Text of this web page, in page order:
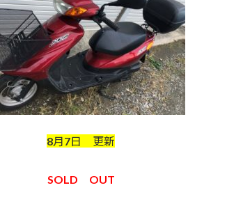
8月7日 更新
SOLD OUT